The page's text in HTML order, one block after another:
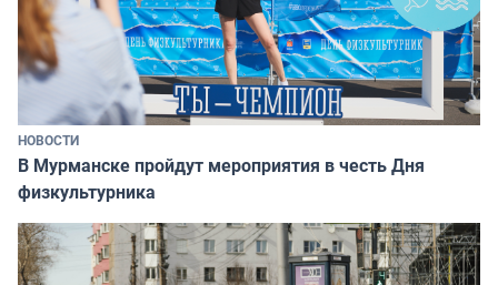
НОВОСТИ
В Мурманске пройдут мероприятия в честь Дня
физкультурника